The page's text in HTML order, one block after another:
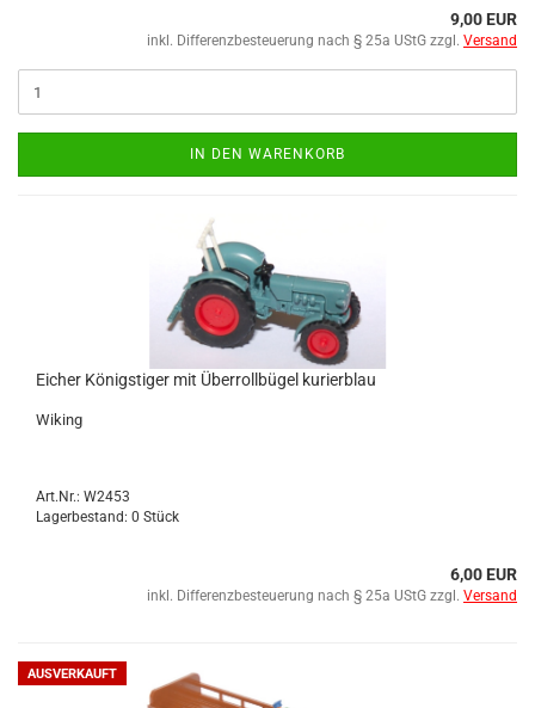
9,00 EUR
inkl. Differenzbesteuerung nach § 25a UStG zzgl. Versand
IN DEN WARENKORB
Ei­cher Kö­nigs­ti­ger mit Über­roll­bü­gel ku­rier­blau
Wi­king
Art.Nr.: W2453
Lagerbestand: 0 Stück
6,00 EUR
inkl. Differenzbesteuerung nach § 25a UStG zzgl. Versand
AUSVERKAUFT